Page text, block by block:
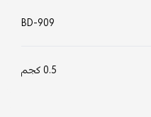
BD-909
0.5 كجم